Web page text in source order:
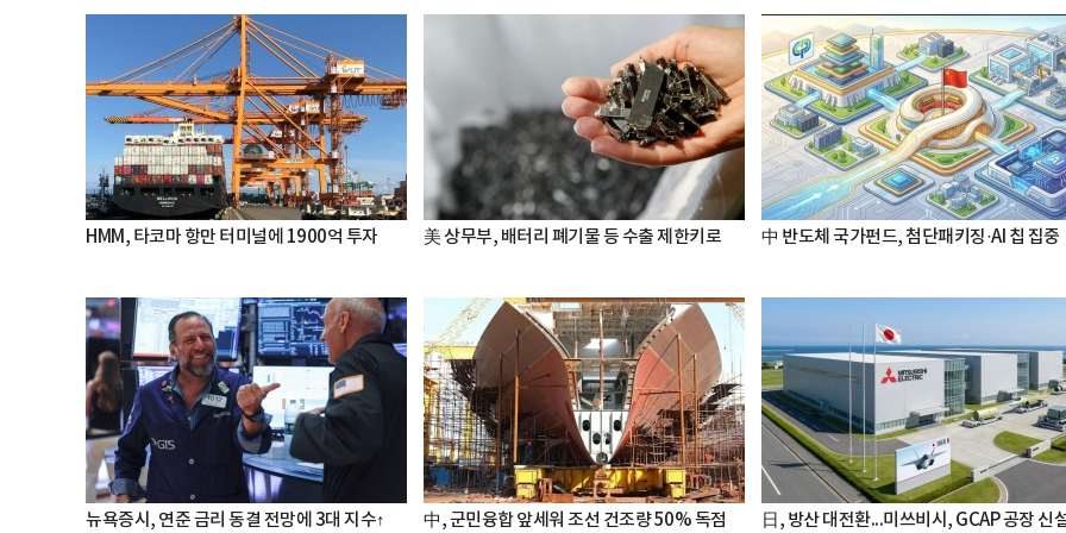
HMM, 타코마 항만 터미널에 1900억 투자 美 상무부, 배터리 폐기물 등 수출 제한키로 中 반도체 국가펀드, 첨단패키징·AI 칩 집중
뉴욕증시, 연준 금리 동결 전망에 3대 지수↑ 中, 군민융합 앞세워 조선 건조량 50% 독점 日, 방산 대전환...미쓰비시, GCAP 공장 신